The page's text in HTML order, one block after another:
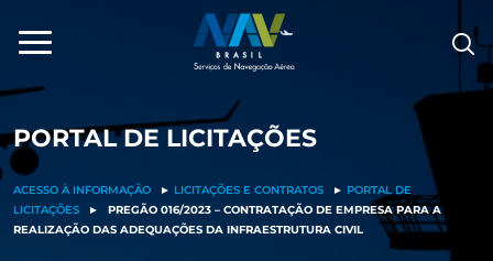
para
conteúdo
PORTAL DE LICITAÇÕES
ACESSO À INFORMAÇÃO ► LICITAÇÕES E CONTRATOS ► PORTAL DE
LICITAÇÕES
►
PREGÃO 016/2023 – CONTRATAÇÃO DE EMPRESA PARA A
REALIZAÇÃO DAS ADEQUAÇÕES DA INFRAESTRUTURA CIVIL